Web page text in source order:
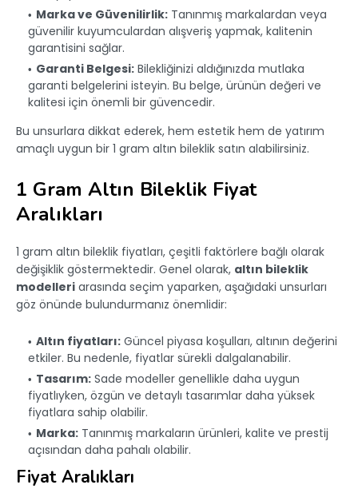
Marka ve Güvenilirlik: Tanınmış markalardan veya
güvenilir kuyumculardan alışveriş yapmak, kalitenin
garantisini sağlar.
Garanti Belgesi: Bilekliğinizi aldığınızda mutlaka
garanti belgelerini isteyin. Bu belge, ürünün değeri ve
kalitesi için önemli bir güvencedir.
Bu unsurlara dikkat ederek, hem estetik hem de yatırım
amaçlı uygun bir 1 gram altın bileklik satın alabilirsiniz.
1 Gram Altın Bileklik Fiyat
Aralıkları
1 gram altın bileklik fiyatları, çeşitli faktörlere bağlı olarak
değişiklik göstermektedir. Genel olarak, altın bileklik
modelleri arasında seçim yaparken, aşağıdaki unsurları
göz önünde bulundurmanız önemlidir:
Altın fiyatları: Güncel piyasa koşulları, altının değerini
etkiler. Bu nedenle, fiyatlar sürekli dalgalanabilir.
Tasarım: Sade modeller genellikle daha uygun
fiyatlıyken, özgün ve detaylı tasarımlar daha yüksek
fiyatlara sahip olabilir.
Marka: Tanınmış markaların ürünleri, kalite ve prestij
açısından daha pahalı olabilir.
Fiyat Aralıkları